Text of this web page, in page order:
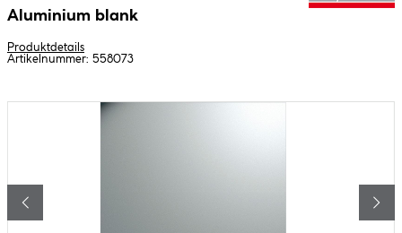
Aluminium blank
Produktdetails
Artikelnummer: 558073
Bildergalerie überspringen